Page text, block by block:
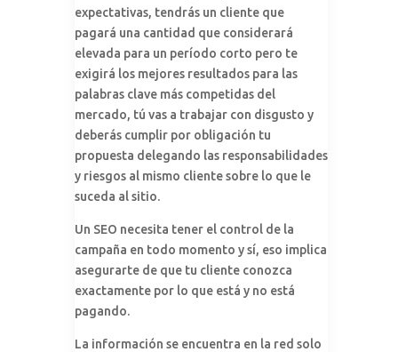
expectativas, tendrás un cliente que
pagará una cantidad que considerará
elevada para un período corto pero te
exigirá los mejores resultados para las
palabras clave más competidas del
mercado, tú vas a trabajar con disgusto y
deberás cumplir por obligación tu
propuesta delegando las responsabilidades
y riesgos al mismo cliente sobre lo que le
suceda al sitio.
Un SEO necesita tener el control de la
campaña en todo momento y sí, eso implica
asegurarte de que tu cliente conozca
exactamente por lo que está y no está
pagando.
La información se encuentra en la red solo